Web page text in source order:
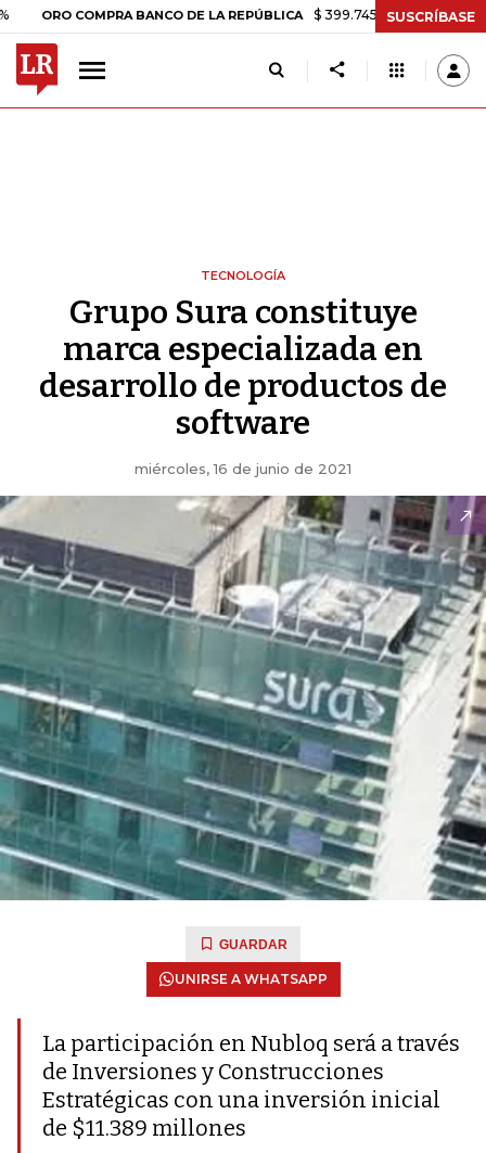
COMPRA BANCO DE LA REPÚBLICA $ 399.745,16 +$ 2.295,71 +0,58%
SUSCRÍBASE
TECNOLOGÍA
Grupo Sura constituye
marca especializada en
desarrollo de productos de
software
miércoles, 16 de junio de 2021
GUARDAR
UNIRSE A WHATSAPP
La participación en Nubloq será a través
de Inversiones y Construcciones
Estratégicas con una inversión inicial
de $11.389 millones